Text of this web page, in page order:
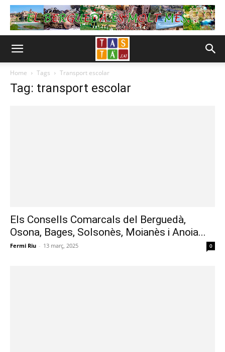
Home Tags Transport escolar
Tag: transport escolar
Els Consells Comarcals del Berguedà,
Osona, Bages, Solsonès, Moianès i Anoia...
Fermi Riu - 13 març, 2025 0